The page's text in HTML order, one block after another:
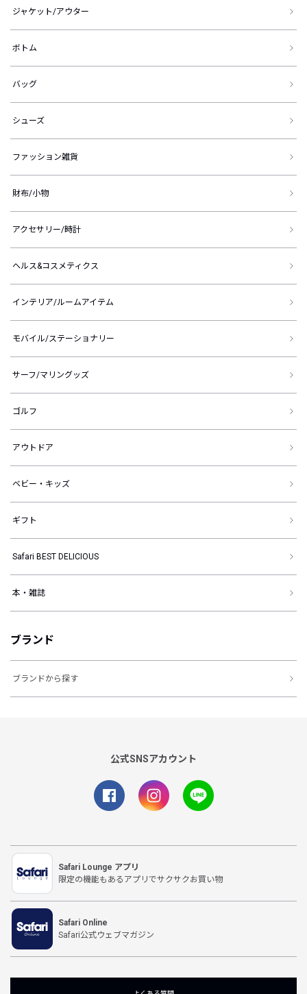
ジャケット/アウター
ボトム
バッグ
シューズ
ファッション雑貨
財布/小物
アクセサリー/時計
ヘルス&コスメティクス
インテリア/ルームアイテム
モバイル/ステーショナリー
サーフ/マリングッズ
ゴルフ
アウトドア
ベビー・キッズ
ギフト
Safari BEST DELICIOUS
本・雑誌
ブランド
ブランドから探す
公式SNSアカウント
Safari Lounge アプリ
限定の機能もあるアプリでサクサクお買い物
Safari Online
Safari公式ウェブマガジン